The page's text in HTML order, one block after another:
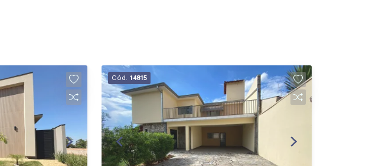
Cód. 14815